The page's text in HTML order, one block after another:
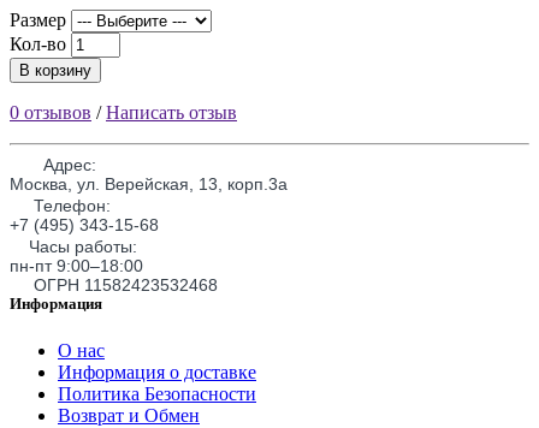
Размер
Кол-во
В корзину
0 отзывов /Написать отзыв
Адрес:
Москва, ул. Верейская, 13, корп.3а
Телефон:
+7 (495) 343-15-68
Часы работы:
пн-пт 9:00–18:00
ОГРН 11582423532468
Информация
О нас
Информация о доставке
Политика Безопасности
Возврат и Обмен